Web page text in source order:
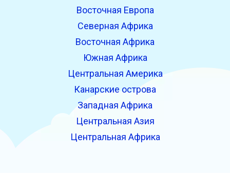
Восточная Европа
Северная Африка
Восточная Африка
Южная Африка
Центральная Америка
Канарские острова
Западная Африка
Центральная Азия
Центральная Африка